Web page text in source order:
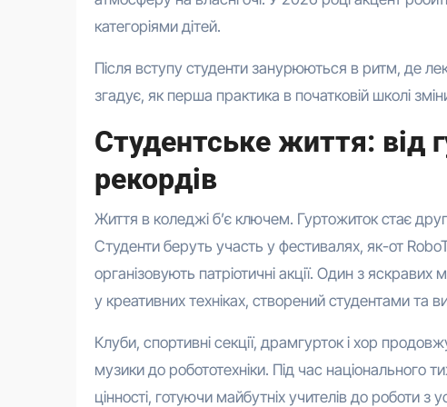
категоріями дітей.
Після вступу студенти занурюються в ритм, де
згадує, як перша практика в початковій школі
Студентське життя: від
рекордів
Життя в коледжі б’є ключем. Гуртожиток стає
Студенти беруть участь у фестивалях, як-от
організовують патріотичні акції. Один з
у креативних техніках, створений студентами та
Клуби, спортивні секції, драмгурток і хор
музики до робототехніки. Під час національного
цінності, готуючи майбутніх учителів до роботи з